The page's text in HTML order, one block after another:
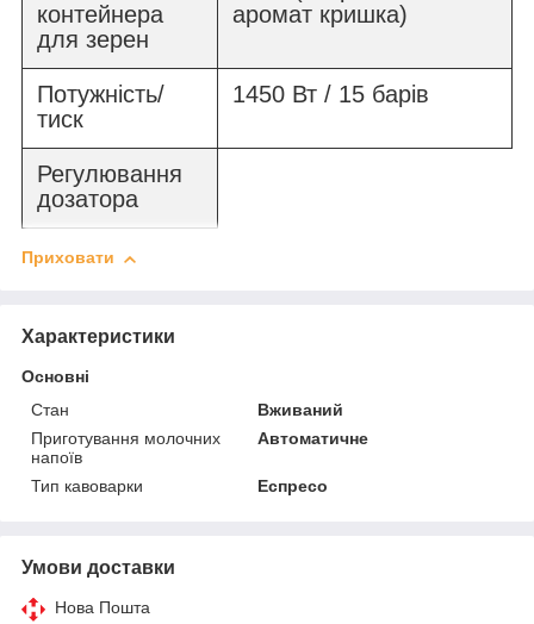
контейнера
для зерен
аромат кришка)
Потужність/
тиск
1450 Вт / 15 барів
Регулювання
дозатора
Приховати
Характеристики
Основні
Стан
Вживаний
Приготування молочних
напоїв
Автоматичне
Тип кавоварки Еспресо
Умови доставки
Нова Пошта